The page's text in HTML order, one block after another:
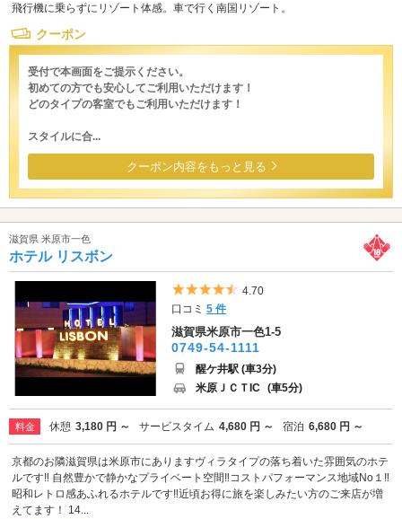
飛行機に乗らずにリゾート体感。車で行く南国リゾート。
クーポン
受付で本画面をご提示ください。
初めての方でも安心してご利用いただけます！
どのタイプの客室でもご利用いただけます！
スタイルに合...
クーポン内容をもっと見る
滋賀県 米原市一色
ホテル リスボン
5つ星のうち4.5
4.70
口コミ5 件
滋賀県米原市一色1-5
0749-54-1111
醒ケ井駅 (車3分)
米原ＪＣＴIC (車5分)
料金 休憩 3,180 円 ～ サービスタイム 4,680 円 ～ 宿泊 6,680 円 ～
京都のお隣滋賀県は米原市にありますヴィラタイプの落ち着いた雰囲気のホテ
ルです‼ 自然豊かで静かなプライベート空間‼コストパフォーマンス地域No１‼
昭和レトロ感あふれるホテルです‼近頃お得に旅を楽しみたい方のご来店が増
えてます！ 14...